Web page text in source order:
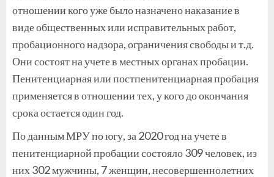
отношении кого уже было назначено наказание в
виде общественных или исправительных работ,
пробационного надзора, ограничения свободы и т.д.
Они состоят на учете в местных органах пробации.
Пенитенциарная или постпенитенциарная пробация
применяется в отношении тех, у кого до окончания
срока остается один год.
По данным МРУ по югу, за 2020 год на учете в
пенитенциарной пробации состояло 309 человек, из
них 302 мужчины, 7 женщин, несовершеннолетних